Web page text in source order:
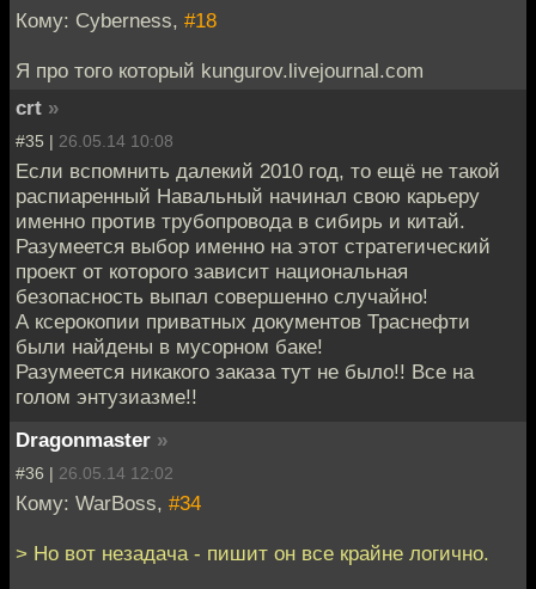
Кому: Cyberness, #18
Я про того который kungurov.livejournal.com
crt »
#35 | 26.05.14 10:08
Если вспомнить далекий 2010 год, то ещё не такой
распиаренный Навальный начинал свою карьеру
именно против трубопровода в сибирь и китай.
Разумеется выбор именно на этот стратегический
проект от которого зависит национальная
безопасность выпал совершенно случайно!
А ксерокопии приватных документов Траснефти
были найдены в мусорном баке!
Разумеется никакого заказа тут не было!! Все на
голом энтузиазме!!
Dragonmaster »
#36 | 26.05.14 12:02
Кому: WarBoss, #34
> Но вот незадача - пишит он все крайне логично.